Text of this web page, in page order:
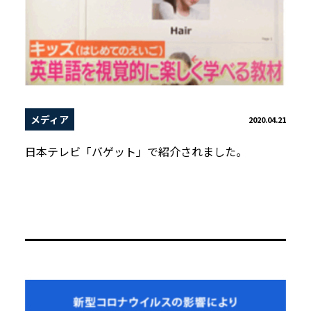
メディア 2020.04.21
日本テレビ「バゲット」で紹介されました。